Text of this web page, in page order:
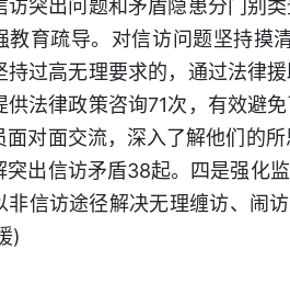
访突出问题和矛盾隐患分门别
教育疏导。对信访问题坚持摸
持过高无理要求的，通过法律
供法律政策咨询71次，有效避
面对面交流，深入了解他们的
突出信访矛盾38起。四是强化
非信访途径解决无理缠访、闹
)